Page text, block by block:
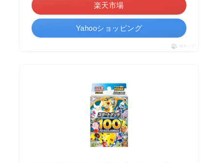
楽天市場
Yahooショッピング
ポチップ